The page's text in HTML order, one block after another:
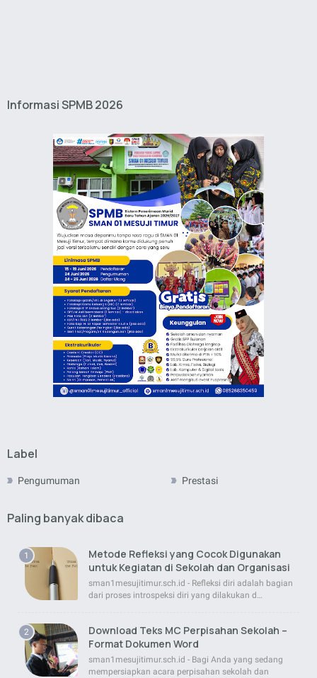
Informasi SPMB 2026
Label
Pengumuman Prestasi
Paling banyak dibaca
Metode Refleksi yang Cocok Digunakan
untuk Kegiatan di Sekolah dan Organisasi
sman1mesujitimur.sch.id - Refleksi diri adalah bagian
dari proses introspeksi diri yang dilakukan d…
Download Teks MC Perpisahan Sekolah –
Format Dokumen Word
sman1mesujitimur.sch.id - Bagi Anda yang sedang
mempersiapkan acara perpisahan sekolah dan